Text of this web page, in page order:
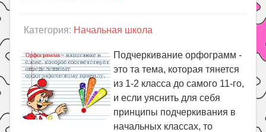
Категория: Начальная школа
Подчеркивание орфограмм -
это та тема, которая тянется
из 1-2 класса до самого 11-го,
и если уяснить для себя
принципы подчеркивания в
начальных классах, то